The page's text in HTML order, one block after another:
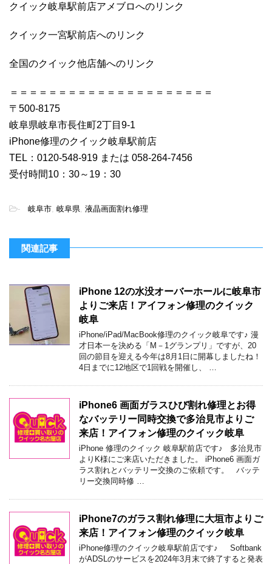
クイック岐阜駅前店アメブロへのリンク
クイック一宮駅前店へのリンク
全国のクイック他店舗へのリンク
＝＝＝＝＝＝＝＝＝＝＝＝＝＝＝＝＝＝＝＝＝
〒500-8175
岐阜県岐阜市長住町2丁目9-1
iPhone修理のクイック岐阜駅前店
TEL：0120-548-919 または 058-264-7456
受付時間10：30～19：30
- 岐阜市 岐阜県 液晶画面割れ修理
関連記事
iPhone 12の水没オーバーホールに岐阜市
よりご来店！アイフォン修理のクイック
岐阜
iPhone/iPad/MacBook修理のクイック岐阜です♪ 漫
才日本一を決める「M－1グランプリ」ですが、20
回の節目を迎える今年は8月1日に開幕しましたね！
4日までに12地区で1回戦を開催し、 …
iPhone6 画面ガラスひび割れ修理とお得
なバッテリー同時交換で多治見市よりご
来店！アイフォン修理のクイック岐阜
iPhone 修理のクイック 岐阜駅前店です♪ 多治見市
よりK様にご来店いただきました。 iPhone6 画面ガ
ラス割れとバッテリー交換のご依頼です。 バッテ
リー交換同時修 …
iPhone7のガラス割れ修理に大垣市よりご
来店！アイフォン修理のクイック岐阜
iPhone修理のクイック岐阜駅前店です♪ Softbank
がADSLのサービスを2024年3月末で終了すると発表